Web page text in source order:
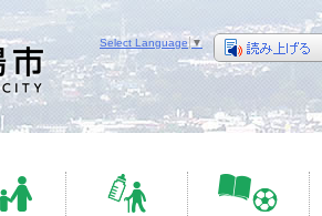
Select Language ▼